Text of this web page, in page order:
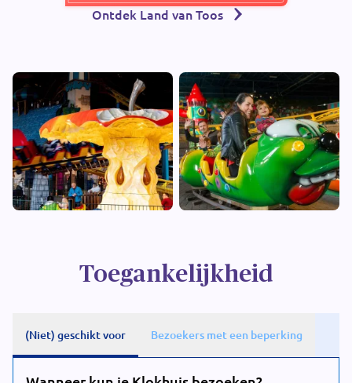
Ontdek Land van Toos
Toegankelijkheid
(Niet) geschikt voor Bezoekers met een beperking